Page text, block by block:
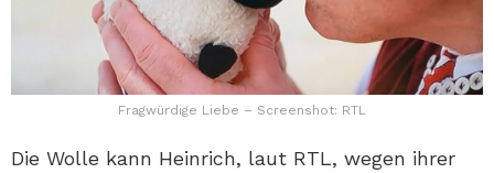
Fragwürdige Liebe – Screenshot: RTL
Die Wolle kann Heinrich, laut RTL, wegen ihrer